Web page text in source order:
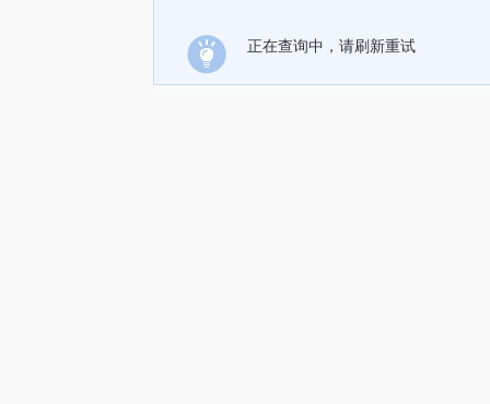
正在查询中，请刷新重试